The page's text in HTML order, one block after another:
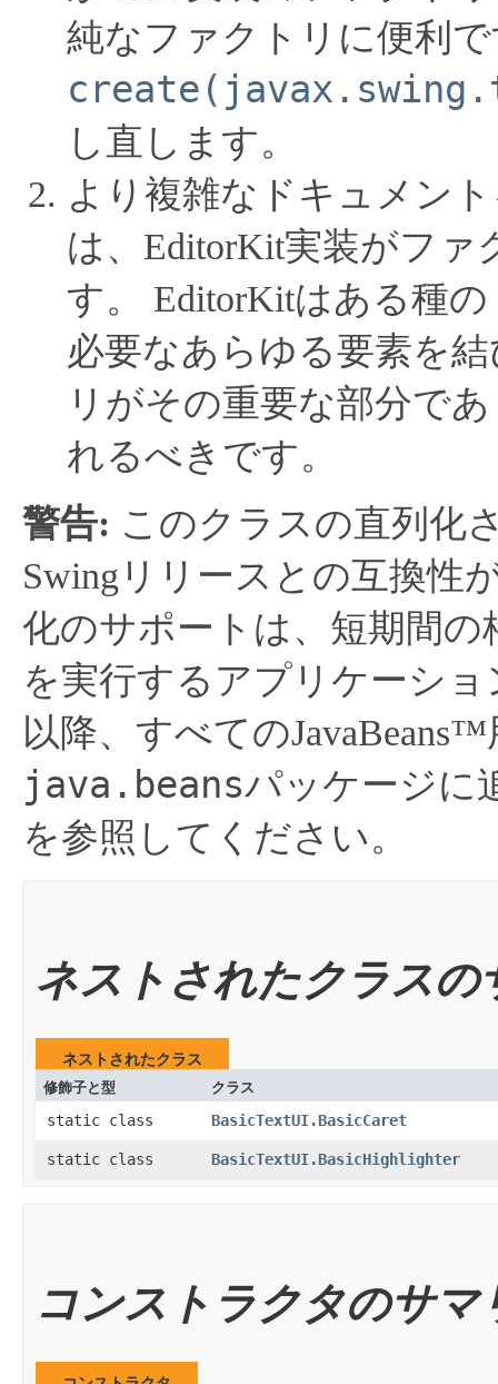
純なファクトリに便利
し直します。
より複雑なドキュメン
は、EditorKit実装がフ
す。
EditorKitはある種
必要なあらゆる要素を
リがその重要な部分で
れるべきです。
警告: このクラスの直列化
Swingリリースとの互換性
化のサポートは、短期間
を実行するアプリケーシ
以降、すべての
java.beansパッケージに
を参照してください。
ネストされたクラスの
ネストされたクラス
修飾子と型
クラス
static class BasicTextUI.BasicCaret
static class BasicTextUI.BasicHighlighter
コンストラクタのサマ